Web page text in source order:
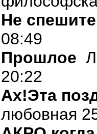
Не спешите
08:49
Прошлое
20:22
Ах!Эта
любовная